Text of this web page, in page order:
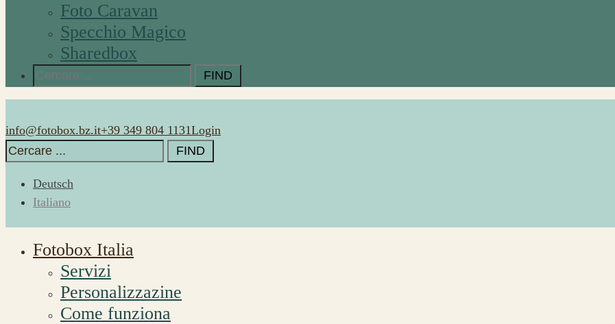
Foto Caravan
Specchio Magico
Sharedbox
Search
for:
info@fotobox.bz.it+39 349 804 1131Login
Search
for:
Deutsch
Italiano
Fotobox Italia
Servizi
Personalizzazine
Come funziona